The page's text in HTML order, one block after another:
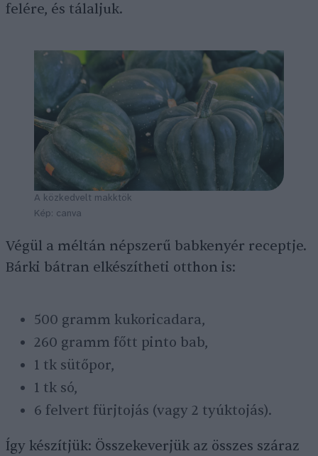
felére, és tálaljuk.
A közkedvelt makktök
Kép: canva
Végül a méltán népszerű babkenyér receptje.
Bárki bátran elkészítheti otthon is:
500 gramm kukoricadara,
260 gramm főtt pinto bab,
1 tk sütőpor,
1 tk só,
6 felvert fürjtojás (vagy 2 tyúktojás).
Így készítjük: Összekeverjük az összes száraz